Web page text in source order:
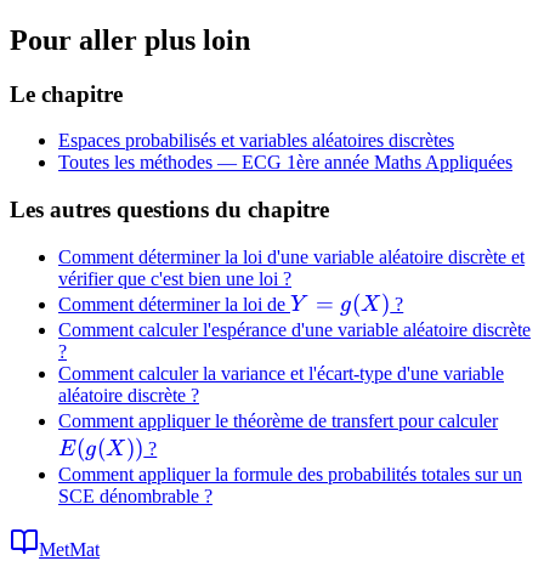
Pour aller plus loin
Le chapitre
Espaces probabilisés et variables aléatoires discrètes
Toutes les méthodes — ECG 1ère année Maths Appliquées
Les autres questions du chapitre
Comment déterminer la loi d'une variable aléatoire discrète et
vérifier que c'est bien une loi ?
Comment déterminer la loi de Y=g(X)
Y = g(X) ?
Comment calculer l'espérance d'une variable aléatoire discrète
?
Comment calculer la variance et l'écart-type d'une variable
aléatoire discrète ?
Comment appliquer le théorème de transfert pour calculer
E(g(X)) ?
Comment appliquer la formule des probabilités totales sur un
SCE dénombrable ?
MetMat